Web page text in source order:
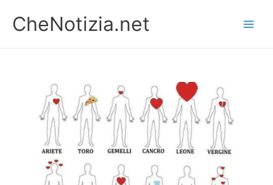
contenuto
CheNotizia.net